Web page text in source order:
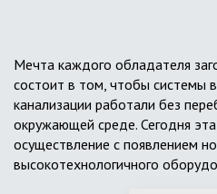
Мечта каждого обладателя
состоит в том, чтобы системы
канализации работали без
окружающей среде. Сегодня
осуществление с появлением
высокотехнологичного